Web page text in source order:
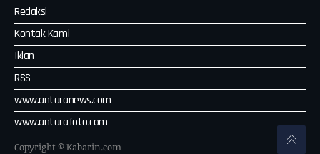
Redaksi
Kontak Kami
Iklan
RSS
www.antaranews.com
www.antarafoto.com
Copyright © Kabarin.com